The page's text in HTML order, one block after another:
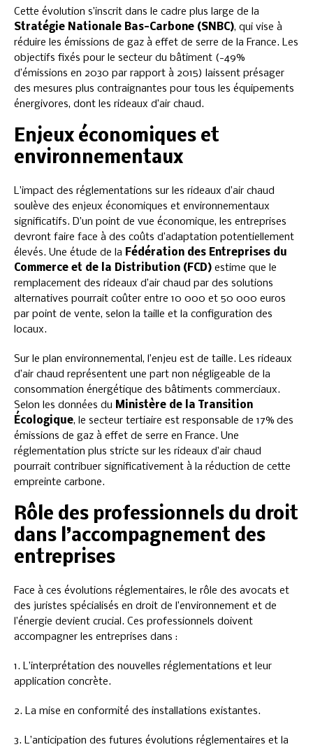
Cette évolution s’inscrit dans le cadre plus large de la
Stratégie Nationale Bas-Carbone (SNBC), qui vise à
réduire les émissions de gaz à effet de serre de la France. Les
objectifs fixés pour le secteur du bâtiment (-49%
d’émissions en 2030 par rapport à 2015) laissent présager
des mesures plus contraignantes pour tous les équipements
énergivores, dont les rideaux d’air chaud.
Enjeux économiques et
environnementaux
L’impact des réglementations sur les rideaux d’air chaud
soulève des enjeux économiques et environnementaux
significatifs. D’un point de vue économique, les entreprises
devront faire face à des coûts d’adaptation potentiellement
élevés. Une étude de la Fédération des Entreprises du
Commerce et de la Distribution (FCD) estime que le
remplacement des rideaux d’air chaud par des solutions
alternatives pourrait coûter entre 10 000 et 50 000 euros
par point de vente, selon la taille et la configuration des
locaux.
Sur le plan environnemental, l’enjeu est de taille. Les rideaux
d’air chaud représentent une part non négligeable de la
consommation énergétique des bâtiments commerciaux.
Selon les données du Ministère de la Transition
Écologique, le secteur tertiaire est responsable de 17% des
émissions de gaz à effet de serre en France. Une
réglementation plus stricte sur les rideaux d’air chaud
pourrait contribuer significativement à la réduction de cette
empreinte carbone.
Rôle des professionnels du droit
dans l’accompagnement des
entreprises
Face à ces évolutions réglementaires, le rôle des avocats et
des juristes spécialisés en droit de l’environnement et de
l’énergie devient crucial. Ces professionnels doivent
accompagner les entreprises dans :
1. L’interprétation des nouvelles réglementations et leur
application concrète.
2. La mise en conformité des installations existantes.
3. L’anticipation des futures évolutions réglementaires et la